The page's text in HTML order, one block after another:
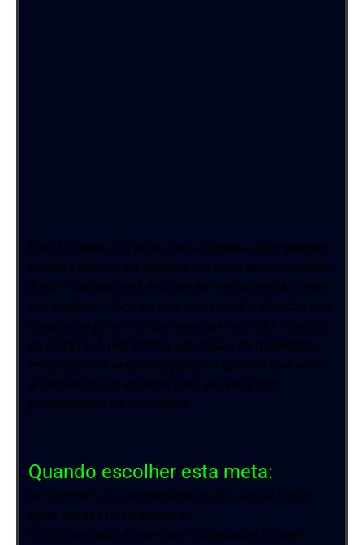
Este é o melhor objetivo para empresas que desejam
vender produtos ou serviços por meio de publicidade
direta. Quando você escolhe Aumentar vendas como
seu objetivo, o Google Ads ajuda você a otimizar sua
campanha para alcançar pessoas com alta intenção
de compra. A plataforma usa dados de marketing e
estratégias de segmentação para garantir que seus
anúncios sejam exibidos para usuários com
probabilidade de conversão.
Quando escolher esta meta:
Se você tem um e-commerce ou loja virtual e quer
gerar vendas imediatamente.
O foco principal é incentivar os usuários a fazer